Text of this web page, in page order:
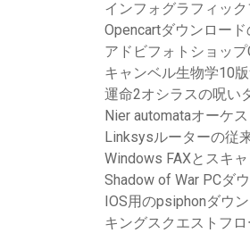
インフォグラフィッ
Opencartダウンロー
アドビフォトショッ
キャンベル生物学10
運命2オシラスの呪い
Nier automataオーケ
Linksysルーターの従
Windows FAXとスキ
Shadow of War PCダ
IOS用のpsiphonダウ
キングスクエストフ